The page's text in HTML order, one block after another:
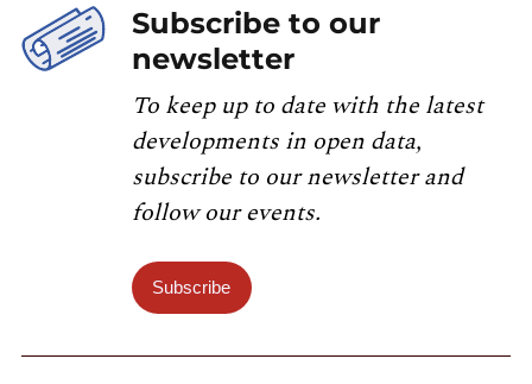
Subscribe to our
newsletter
To keep up to date with the latest
developments in open data,
subscribe to our newsletter and
follow our events.
Subscribe